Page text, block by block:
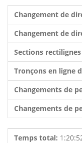
Changement de
Changement de
Sections
Tronçons en ligne
Changements de
Changements de
Temps total: